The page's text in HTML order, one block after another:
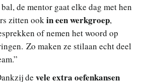
de mentor gaat elke dag met hen
zitten ook in een werkgroep,
of nemen het woord op
Zo maken ze stilaan echt deel
de vele extra oefenkansen